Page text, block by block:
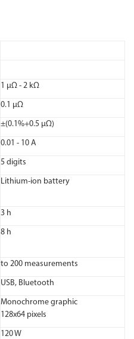
1 μΩ - 2 kΩ
0.1 μΩ
±(0.1%+0.5 μΩ)
0.01 - 10 A
5 digits
Lithium-ion battery
3 h
8 h
to 200 measurements
USB, Bluetooth
Monochrome graphic
128x64 pixels
120 W